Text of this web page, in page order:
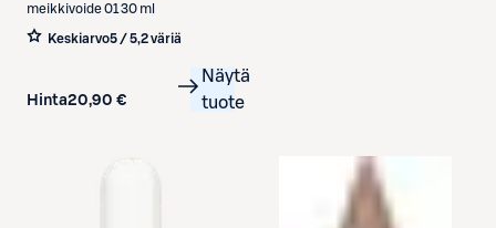
meikkivoide 01 30 ml
Keskiarvo5 / 5,2 väriä
Hinta20,90 €
Näytä
tuote